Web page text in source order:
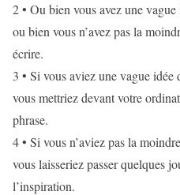
2 • Ou bien vous avez une
ou bien vous n’avez pas la
écrire.
3 • Si vous aviez une vague
vous mettriez devant votre
phrase.
4 • Si vous n’aviez pas la
vous laisseriez passer quelques
l’inspiration.